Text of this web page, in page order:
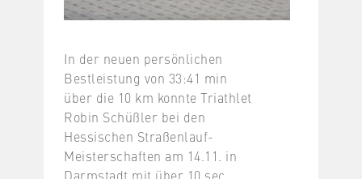
In der neuen persönlichen
Bestleistung von 33:41 min
über die 10 km konnte Triathlet
Robin Schüßler bei den
Hessischen Straßenlauf-
Meisterschaften am 14.11. in
Darmstadt mit über 10 sec